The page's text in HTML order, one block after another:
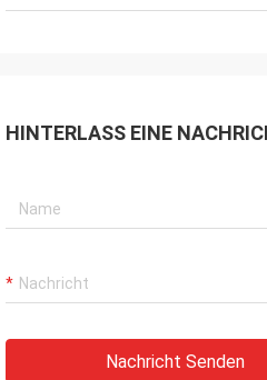
HINTERLASS EINE
Nachricht Senden